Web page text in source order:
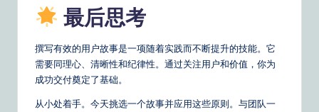
最后思考
撰写有效的用户故事是一项随着实践而不断提升的技能。它
需要同理心、清晰性和纪律性。通过关注用户和价值，你为
成功交付奠定了基础。
从小处着手。今天挑选一个故事并应用这些原则。与团队一